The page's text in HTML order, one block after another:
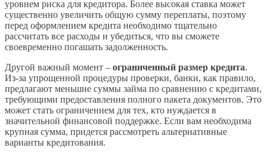
уровнем риска для кредитора. Более высокая ставка может
существенно увеличить общую сумму переплаты, поэтому
перед оформлением кредита необходимо тщательно
рассчитать все расходы и убедиться, что вы сможете
своевременно погашать задолженность.
Другой важный момент – ограниченный размер кредита.
Из-за упрощенной процедуры проверки, банки, как правило,
предлагают меньшие суммы займа по сравнению с кредитами,
требующими предоставления полного пакета документов. Это
может стать ограничением для тех, кто нуждается в
значительной финансовой поддержке. Если вам необходима
крупная сумма, придется рассмотреть альтернативные
варианты кредитования.